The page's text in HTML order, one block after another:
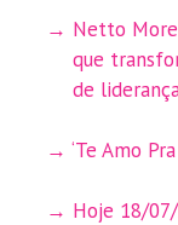
Netto
que
de
‘Te Amo
Hoje 18/